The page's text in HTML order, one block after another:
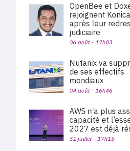
OpenBee et
rejoignent
après leur
judiciaire
06 août - 17h03
Nutanix va
de ses effectifs
mondiaux
04 août - 16h46
AWS n’a plus
capacité et
2027 est déjà
31 juillet - 17h15